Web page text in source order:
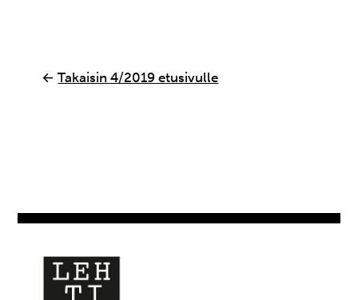
←Takaisin 4/2019 etusivulle